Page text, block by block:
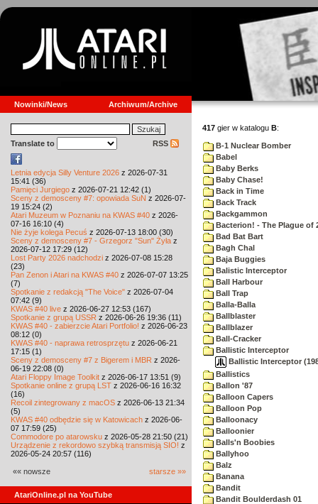
Nowinki/News Archiwum/Archive
Translate to RSS
Letnia edycja Silly Venture 2026 z 2026-07-31
15:41 (36)
Pamięci Jurgiego z 2026-07-21 12:42 (1)
Sceny z demosceny #7: opowiada SuN z 2026-07-
19 15:24 (2)
Atari Muzeum w Poznaniu na KWAS #40 z 2026-
07-16 16:10 (4)
Nie żyje kolega Pecuś z 2026-07-13 18:00 (30)
Sceny z demosceny #7 - Grzegorz "Sun" Żyła z
2026-07-12 17:29 (12)
Lost Party 2026 nadchodzi z 2026-07-08 15:28
(23)
Pan Zenon i Atari na KWAS #40 z 2026-07-07 13:25
(7)
Spotkanie z redakcją "The Voice" z 2026-07-04
07:42 (9)
KWAS #40 live z 2026-06-27 12:53 (167)
Spotkanie z grupą USSR z 2026-06-26 19:36 (11)
KWAS #40 - zabierzcie Atari Portfolio! z 2026-06-23
08:12 (0)
KWAS #40 - naprawa retrosprzętu z 2026-06-21
17:15 (1)
Sceny z demosceny #7 z Bigerem i MBR z 2026-
06-19 22:08 (0)
Atari Floppy Image Toolkit z 2026-06-17 13:51 (9)
Spotkanie online z grupą LST z 2026-06-16 16:32
(16)
Recoil zintegrowany z macOS z 2026-06-13 21:34
(5)
KWAS #40 odbędzie się w Katowicach z 2026-06-
07 17:59 (25)
Commodore po atarowsku z 2026-05-28 21:50 (21)
Urządzenie z rekordowo szybką transmisją SIO! z
2026-05-24 20:57 (116)
«« nowsze starsze »»
AtariOnline.pl na YouTube
417 gier w katalogu B:
B-1 Nuclear Bomber
Babel
Baby Berks
Baby Chase!
Back in Time
Back Track
Backgammon
Bacterion! - The Plague of
Bad Bat Bart
Bagh Chal
Baja Buggies
Balistic Interceptor
Ball Harbour
Ball Trap
Balla-Balla
Ballblaster
Ballblazer
Ball-Cracker
Ballistic Interceptor
Ballistic Interceptor
Ballistics
Ballon '87
Balloon Capers
Balloon Pop
Balloonacy
Balloonier
Balls'n Boobies
Ballyhoo
Balz
Banana
Bandit
Bandit Boulderdash 01